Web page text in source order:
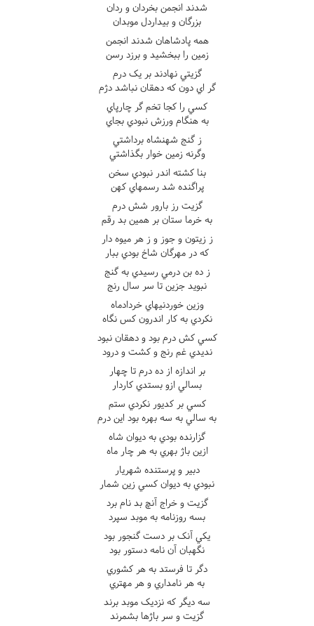
شدند انجمن بخردان و ردان
بزرگان و بيداردل موبدان
همه پادشاهان شدند انجمن
زمين را ببخشيد و برزد رسن
گزيتي نهادند بر يک درم
گر اي دون که دهقان نباشد دژم
کسي را کجا تخم گر چارپاي
به هنگام ورزش نبودي بجاي
ز گنج شهنشاه برداشتي
وگرنه زمين خوار بگذاشتي
بنا کشته اندر نبودي سخن
پراگنده شد رسمهاي کهن
گزيت رز بارور شش درم
به خرما ستان بر همين بد رقم
ز زيتون و جوز و ز هر ميوه دار
که در مهرگان شاخ بودي ببار
ز ده بن درمي رسيدي به گنج
نبويد جزين تا سر سال رنج
وزين خوردنيهاي خردادماه
نکردي به کار اندرون کس نگاه
کسي کش درم بود و دهقان نبود
نديدي غم رنج و کشت و درود
بر اندازه از ده درم تا چهار
بسالي ازو بستدي کاردار
کسي بر کديور نکردي ستم
به سالي به سه بهره بود اين درم
گزارنده بودي به ديوان شاه
ازين باژ بهري به هر چار ماه
دبير و پرستنده شهريار
نبودي به ديوان کسي زين شمار
گزيت و خراج آنچ بد نام برد
بسه روزنامه به موبد سپرد
يکي آنک بر دست گنجور بود
نگهبان آن نامه دستور بود
دگر تا فرستد به هر کشوري
به هر نامداري و هر مهتري
سه ديگر که نزديک موبد برند
گزيت و سر باژها بشمرند